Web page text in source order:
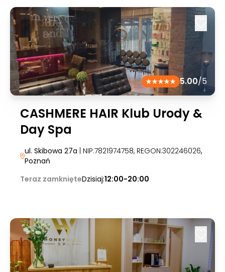
5.00/5
CASHMERE HAIR Klub Urody &
Day Spa
ul. Skibowa 27a | NIP:7821974758, REGON:302246026,
Poznań
Teraz zamknięteDzisiaj:12:00-20:00